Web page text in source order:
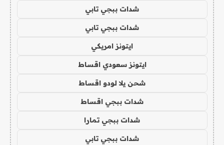
شدات ببجي تابي
شدات ببجي تابي
ايتونز امريكي
ايتونز سعودي اقساط
شحن يلا لودو اقساط
شدات ببجي اقساط
شدات ببجي تمارا
شدات ببجي تابي